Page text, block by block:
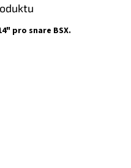
pro snare BSX.